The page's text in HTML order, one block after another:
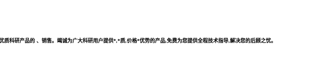
科研产品的 、销售。竭诚为广大科研用户提供*,*质,价格*优势的产品,免费为您提供全程技术指导,解决您的后顾之忧。